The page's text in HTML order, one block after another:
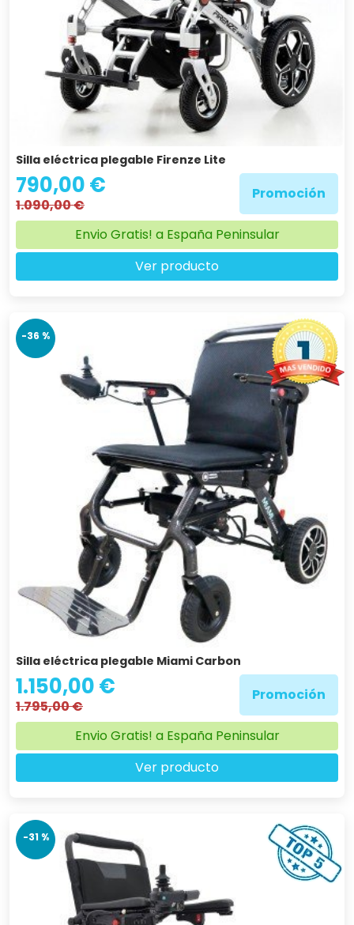
Silla eléctrica plegable Firenze Lite
790,00 €
1.090,00 €
Promoción
Envio Gratis! a España Peninsular
Ver producto
-36 %
Silla eléctrica plegable Miami Carbon
1.150,00 €
1.795,00 €
Promoción
Envio Gratis! a España Peninsular
Ver producto
-31 %